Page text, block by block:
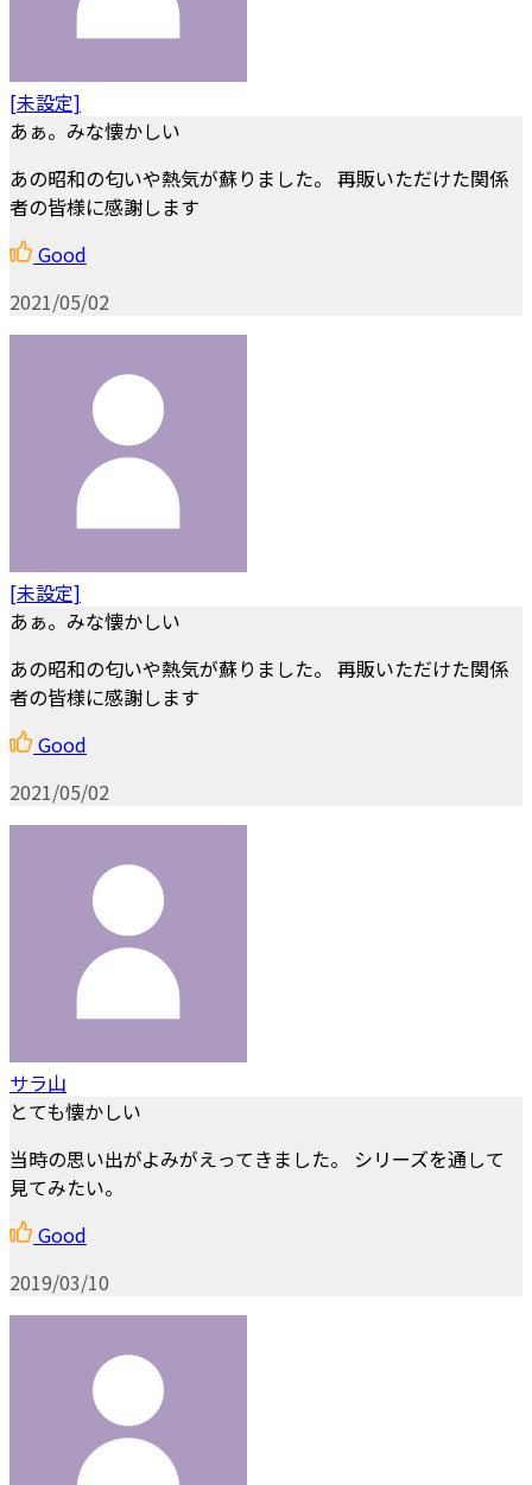
[未設定]
あぁ。みな懐かしい
あの昭和の匂いや熱気が蘇りました。 再販いただけた関係
者の皆様に感謝します
Good
2021/05/02
[未設定]
あぁ。みな懐かしい
あの昭和の匂いや熱気が蘇りました。 再販いただけた関係
者の皆様に感謝します
Good
2021/05/02
サラ山
とても懐かしい
当時の思い出がよみがえってきました。 シリーズを通して
見てみたい。
Good
2019/03/10